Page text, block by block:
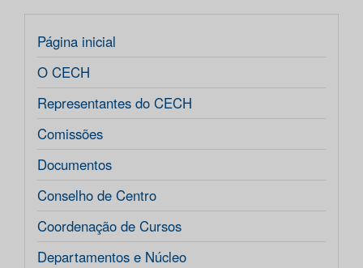
Página inicial
O CECH
Representantes do CECH
Comissões
Documentos
Conselho de Centro
Coordenação de Cursos
Departamentos e Núcleo